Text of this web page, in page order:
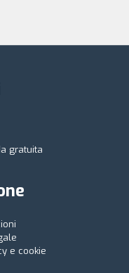
gratuita
e cookie